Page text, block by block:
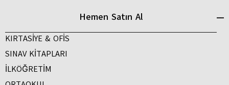
Hemen Satın Al
KIRTASİYE & OFİS
SINAV KİTAPLARI
İLKÖĞRETİM